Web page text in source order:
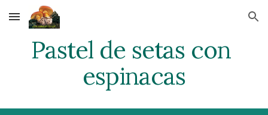
Skip to main content Skip to navigation
Pastel de setas con
espinacas